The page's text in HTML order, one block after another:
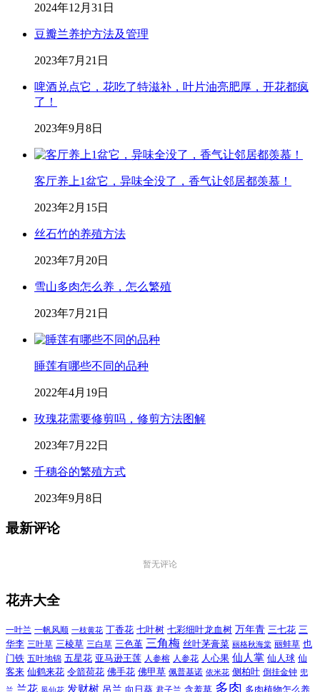
2024年12月31日
豆瓣兰养护方法及管理
2023年7月21日
啤酒兑点它，花吃了特滋补，叶片油亮肥厚，开花都疯
了！
2023年9月8日
客厅养上1盆它，异味全没了，香气让邻居都羡慕！
2023年2月15日
丝石竹的养殖方法
2023年7月20日
雪山多肉怎么养，怎么繁殖
2023年7月21日
睡莲有哪些不同的品种
2022年4月19日
玫瑰花需要修剪吗，修剪方法图解
2023年7月22日
千穗谷的繁殖方式
2023年9月8日
最新评论
暂无评论
花卉大全
一叶兰 一帆风顺 一枝黄花 丁香花 七叶树 七彩细叶龙血树 万年青 三七花 三
华李 三叶草 三棱草 三白草 三色堇 三角梅 丝叶茅膏菜 丽格秋海棠 丽蚌草 也
门铁 五叶地锦 五星花 亚马逊王莲 人参榕 人参花 人心果 仙人掌 仙人球 仙
客来 仙鹤来花 令箭荷花 佛手花 佛甲草 佩普基诺 依米花 侧柏叶 倒挂金钟 兜
兰花 凤仙花 发财树 吊兰 多肉